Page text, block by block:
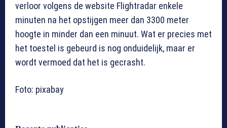
verloor volgens de website Flightradar enkele
minuten na het opstijgen meer dan 3300 meter
hoogte in minder dan een minuut. Wat er precies met
het toestel is gebeurd is nog onduidelijk, maar er
wordt vermoed dat het is gecrasht.
Foto: pixabay